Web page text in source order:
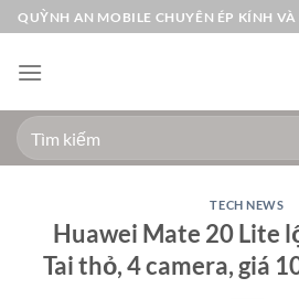
Bỏ
qua
nội
QUỲNH AN MOBILE CHUYÊN ÉP KÍNH
Tìm
kiếm:
TECH NEWS
Huawei Mate 20 Lite
Tai thỏ, 4 camera, giá